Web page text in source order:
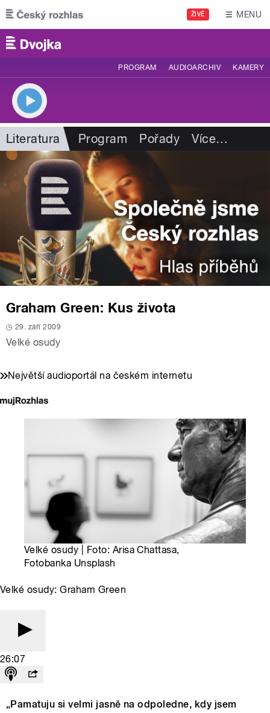
Přejít k hlavnímu obsahu
ŽIVĚ MENU
PROGRAM AUDIOARCHIV KAMERY
Literatura Program Pořady Více…
Graham Green: Kus života
29. září 2009
Velké osudy
Největší audioportál na českém internetu
Velké osudy | Foto: Arisa Chattasa,
Fotobanka Unsplash
Velké osudy: Graham Green
26:07
„Pamatuju si velmi jasně na odpoledne, kdy jsem